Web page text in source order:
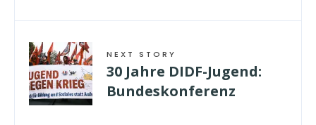
NEXT STORY
30 Jahre DIDF-Jugend:
Bundeskonferenz